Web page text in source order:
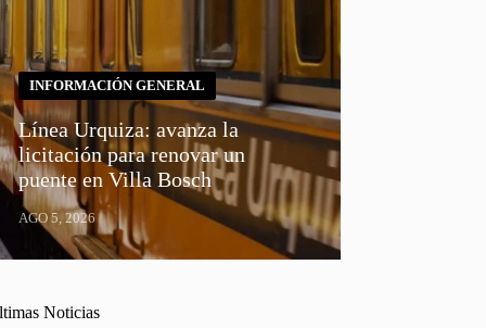
INFORMACIÓN GENERAL
Línea Urquiza: avanza la
licitación para renovar un
puente en Villa Bosch
AGO 5, 2026
Noticias